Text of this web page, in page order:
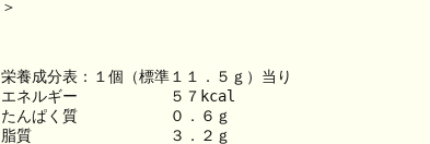
＞
栄養成分表：１個（標準１１．５ｇ）当り
エネルギー　　　　　　５７kcal
たんぱく質　　　　　　０．６ｇ
脂質　　　　　　　　　３．２ｇ